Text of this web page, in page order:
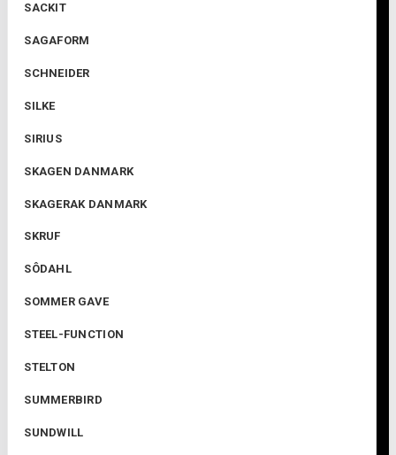
SACKIT
SAGAFORM
SCHNEIDER
SILKE
SIRIUS
SKAGEN DANMARK
SKAGERAK DANMARK
SKRUF
SÔDAHL
SOMMER GAVE
STEEL-FUNCTION
STELTON
SUMMERBIRD
SUNDWILL